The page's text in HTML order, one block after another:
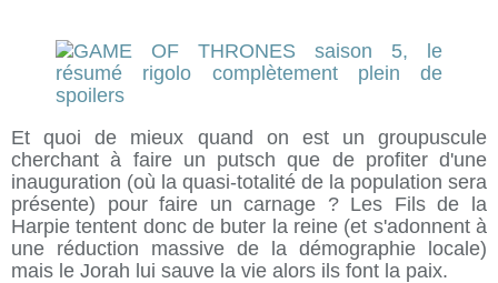
Et quoi de mieux quand on est un groupuscule
cherchant à faire un putsch que de profiter d'une
inauguration (où la quasi-totalité de la population sera
présente) pour faire un carnage ? Les Fils de la
Harpie tentent donc de buter la reine (et s'adonnent à
une réduction massive de la démographie locale)
mais le Jorah lui sauve la vie alors ils font la paix.